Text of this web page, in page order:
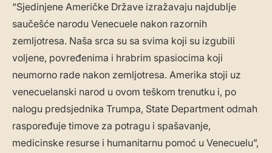
“Sjedinjene Američke Države izražavaju najdublje
saučešće narodu Venecuele nakon razornih
zemljotresa. Naša srca su sa svima koji su izgubili
voljene, povređenima i hrabrim spasiocima koji
neumorno rade nakon zemljotresa. Amerika stoji uz
venecuelanski narod u ovom teškom trenutku i, po
nalogu predsjednika Trumpa, State Department odmah
raspoređuje timove za potragu i spašavanje,
medicinske resurse i humanitarnu pomoć u Venecuelu”,